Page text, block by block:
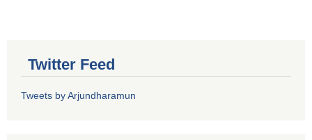
Twitter Feed
Tweets by Arjundharamun